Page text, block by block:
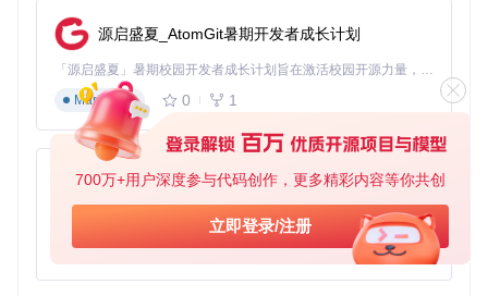
700万+用户深度参与代码创作，更多精彩内容等你共创
立即登录/注册
源启盛夏_AtomGit暑期开发者成长计划
「源启盛夏」暑期校园开发者成长计划旨在激活校园开源力量，通过积分激励、认证扶持、资源倾斜等形式，引导高校组织和开发者完成「入驻 — 建项目 — 做贡献 — 获认证 — 得资源」的完整闭环。无论你是想带领社团入驻平台的组织者，还是希望用代码贡献证明自己的开发者，都能在这里找到属于你的成长路径。
Markdown
0 1
py-xiaozhi
基于Python的Xiaozhi AI，适用于想要完整Xiaozhi体验而无需拥有专用硬件的用户。
Python
0 1